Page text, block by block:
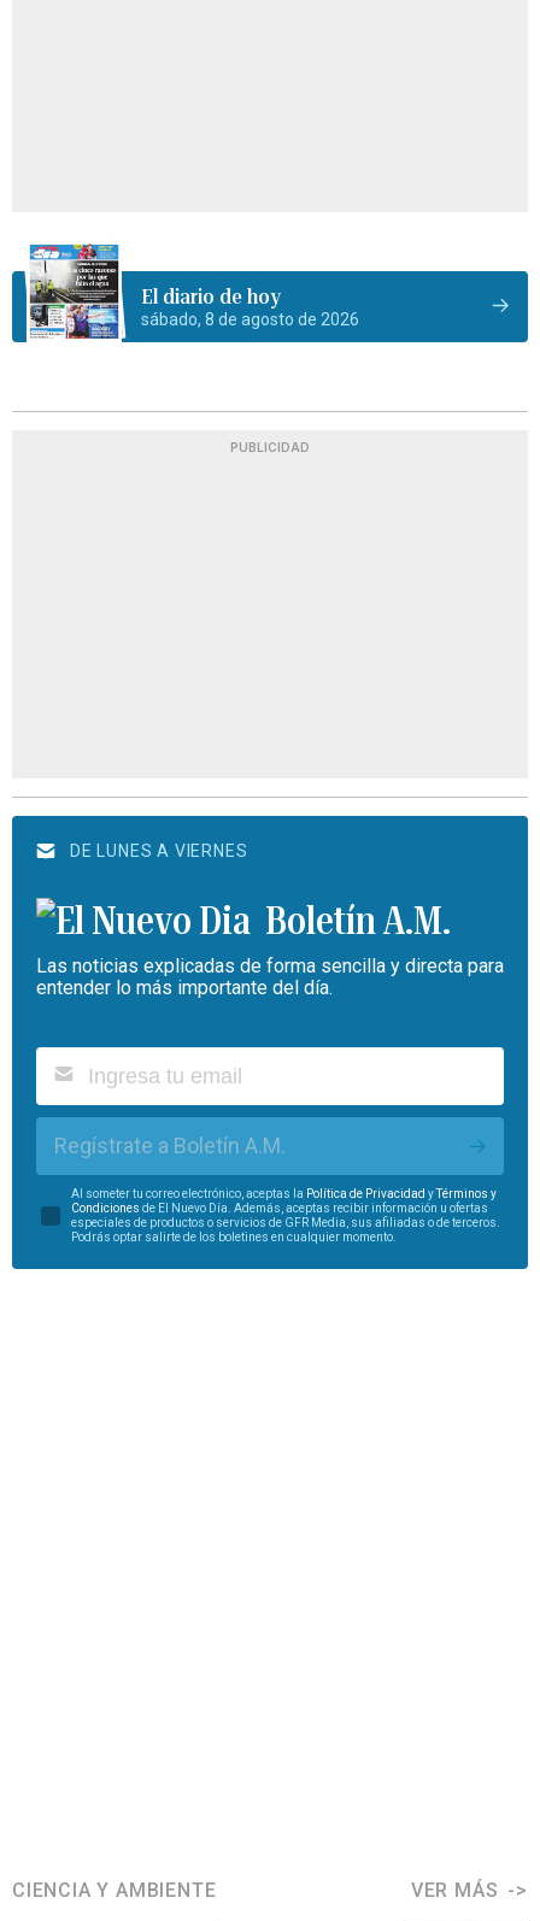
El diario de hoy
sábado, 8 de agosto de 2026
PUBLICIDAD
DE LUNES A VIERNES
Boletín A.M.
Las noticias explicadas de forma sencilla y directa para
entender lo más importante del día.
Regístrate a Boletín A.M.
Al someter tu correo electrónico, aceptas la Política de Privacidad yTérminos y
Condiciones de El Nuevo Día. Además, aceptas recibir información u ofertas
especiales de productos o servicios de GFR Media, sus afiliadas o de terceros.
Podrás optar salirte de los boletines en cualquier momento.
CIENCIA Y AMBIENTE VER MÁS